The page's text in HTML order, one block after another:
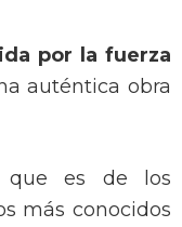
por la fuerza
auténtica obra
que es de los
más conocidos